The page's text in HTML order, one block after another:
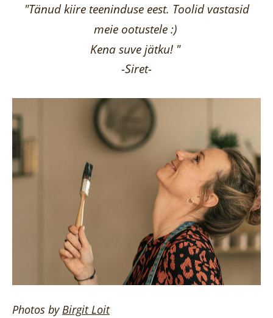
"Tänud kiire teeninduse eest. Toolid vastasid
meie ootustele :)
Kena suve jätku! "
-Siret-
Photos byBirgitLoit